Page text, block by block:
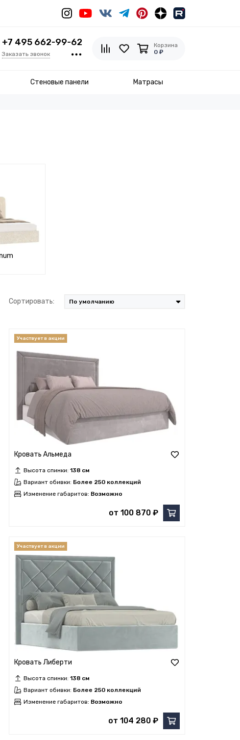
+7 495 662-99-62
Заказать звонок
Корзина
0 ₽
Стеновые панели Матрасы
Сортировать:
Кровать Альмеда
Высота спинки: 138 см
Вариант обивки: Более 250 коллекций
Изменение габаритов: Возможно
от 100 870 ₽
Кровать Либерти
Высота спинки: 138 см
Вариант обивки: Более 250 коллекций
Изменение габаритов: Возможно
от 104 280 ₽